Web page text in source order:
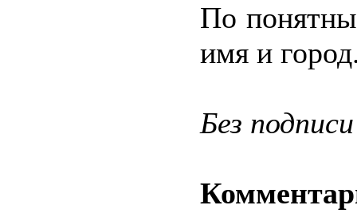
По
имя и
Без подписи